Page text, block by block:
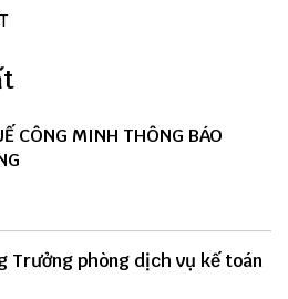
CÔNG MINH THÔNG BÁO
Trưởng phòng dịch vụ kế toán